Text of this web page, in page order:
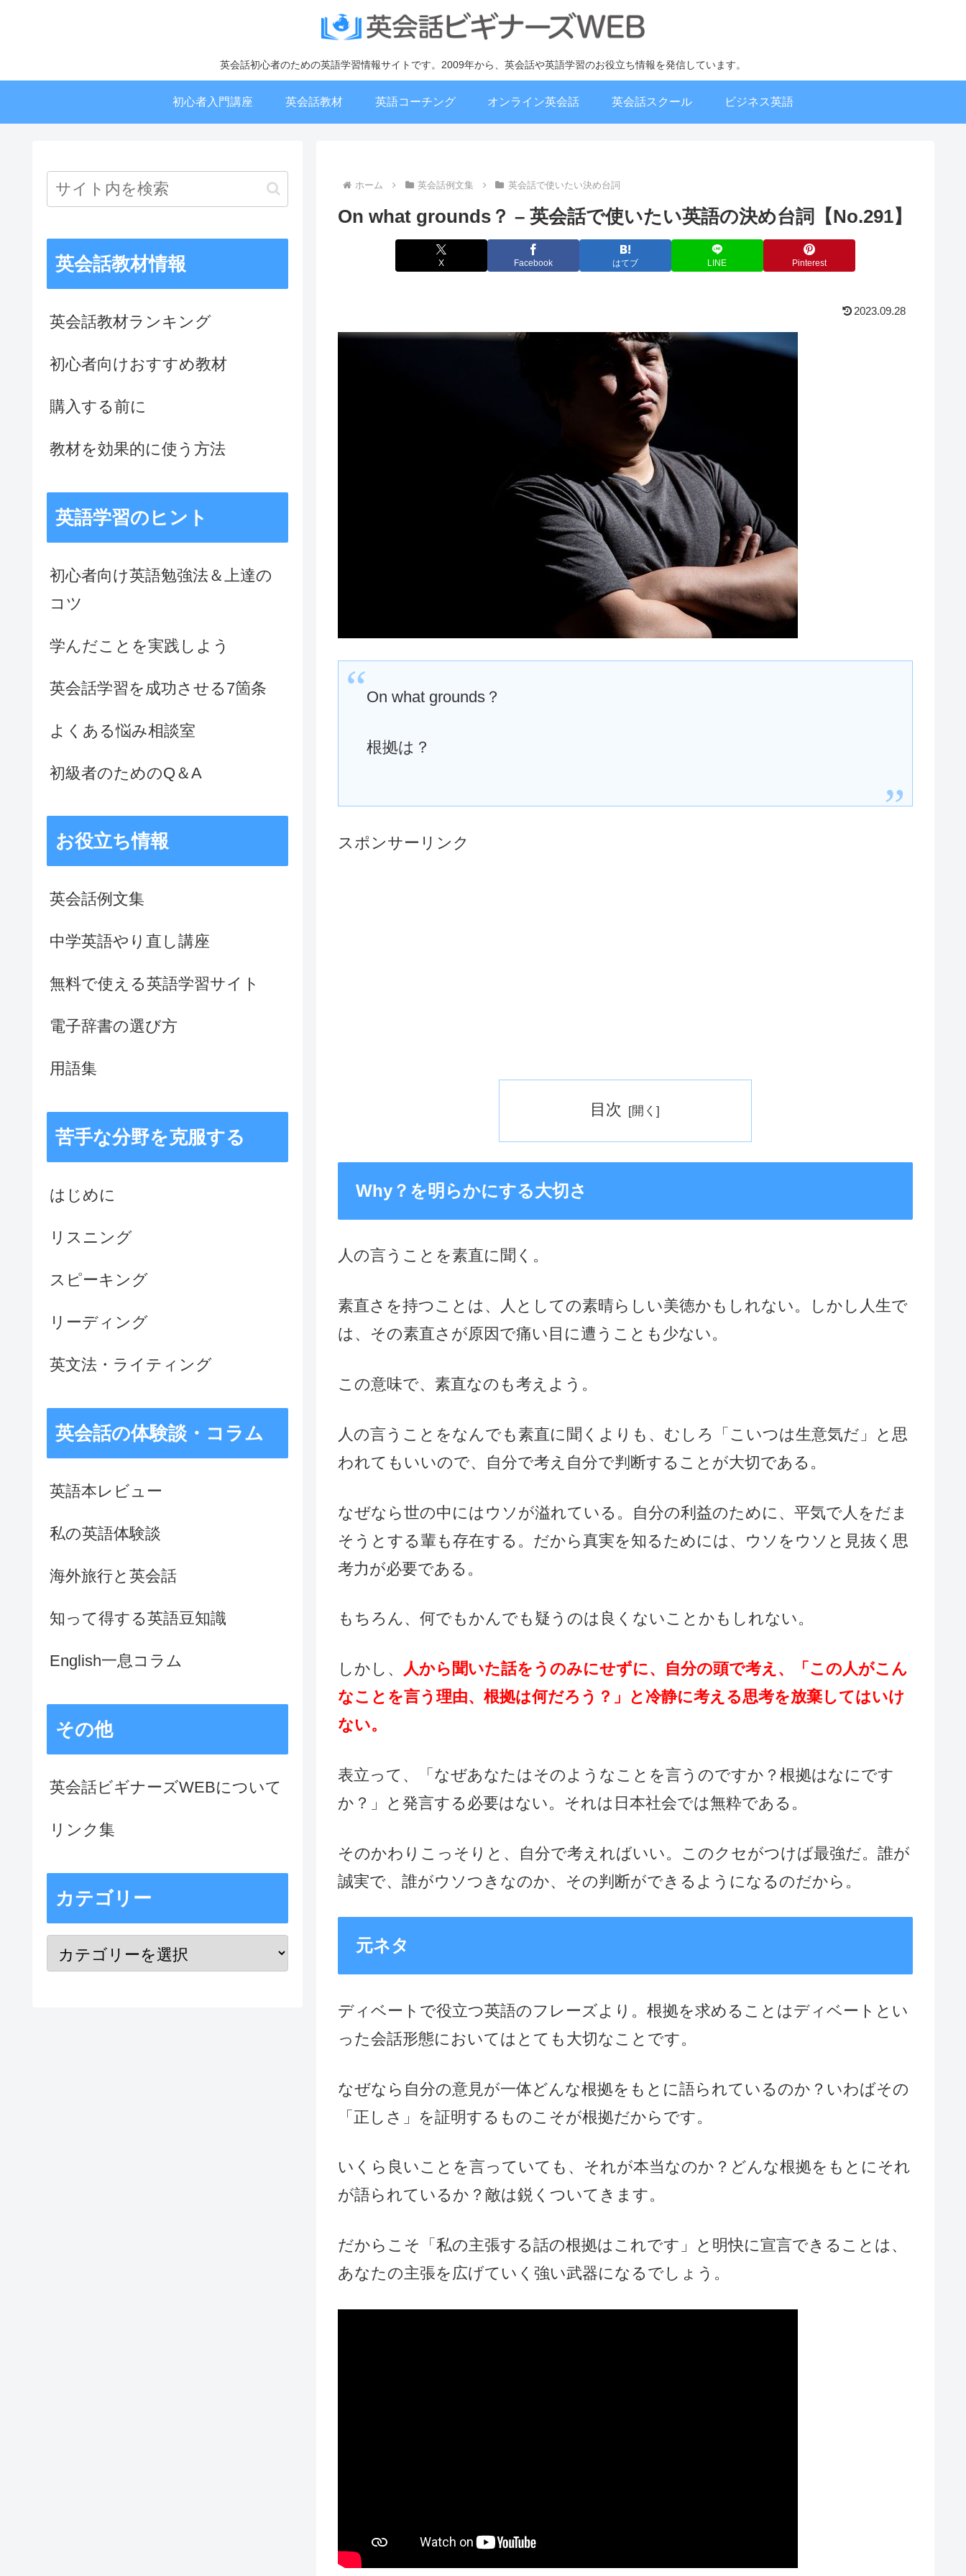
英会話初心者のための英語学習情報サイトです。2009年から、英会話や英語学習のお役立ち情報を発信しています。
初心者入門講座 英会話教材 英語コーチング オンライン英会話 英会話スクール ビジネス英語
ホーム 英会話例文集 英会話で使いたい決め台詞
On what grounds？ – 英会話で使いたい英語の決め台詞【No.291】
X Facebook はてブ LINE Pinterest
2023.09.28
On what grounds？
根拠は？
スポンサーリンク
目次
Why？を明らかにする大切さ
人の言うことを素直に聞く。
素直さを持つことは、人としての素晴らしい美徳かもしれない。しかし人生で
は、その素直さが原因で痛い目に遭うことも少ない。
この意味で、素直なのも考えよう。
人の言うことをなんでも素直に聞くよりも、むしろ「こいつは生意気だ」と思
われてもいいので、自分で考え自分で判断することが大切である。
なぜなら世の中にはウソが溢れている。自分の利益のために、平気で人をだま
そうとする輩も存在する。だから真実を知るためには、ウソをウソと見抜く思
考力が必要である。
もちろん、何でもかんでも疑うのは良くないことかもしれない。
しかし、 人から聞いた話をうのみにせずに、自分の頭で考え、「この人がこん
なことを言う理由、根拠は何だろう？」と冷静に考える思考を放棄してはいけ
ない。
表立って、「なぜあなたはそのようなことを言うのですか？根拠はなにです
か？」と発言する必要はない。それは日本社会では無粋である。
そのかわりこっそりと、自分で考えればいい。このクセがつけば最強だ。誰が
誠実で、誰がウソつきなのか、その判断ができるようになるのだから。
元ネタ
ディベートで役立つ英語のフレーズより。根拠を求めることはディベートとい
った会話形態においてはとても大切なことです。
なぜなら自分の意見が一体どんな根拠をもとに語られているのか？いわばその
「正しさ」を証明するものこそが根拠だからです。
いくら良いことを言っていても、それが本当なのか？どんな根拠をもとにそれ
が語られているか？敵は鋭くついてきます。
だからこそ「私の主張する話の根拠はこれです」と明快に宣言できることは、
あなたの主張を広げていく強い武器になるでしょう。
英会話教材情報
英会話教材ランキング
初心者向けおすすめ教材
購入する前に
教材を効果的に使う方法
英語学習のヒント
初心者向け英語勉強法＆上達の
コツ
学んだことを実践しよう
英会話学習を成功させる7箇条
よくある悩み相談室
初級者のためのQ＆A
お役立ち情報
英会話例文集
中学英語やり直し講座
無料で使える英語学習サイト
電子辞書の選び方
用語集
苦手な分野を克服する
はじめに
リスニング
スピーキング
リーディング
英文法・ライティング
英会話の体験談・コラム
英語本レビュー
私の英語体験談
海外旅行と英会話
知って得する英語豆知識
English一息コラム
その他
英会話ビギナーズWEBについて
リンク集
カテゴリー